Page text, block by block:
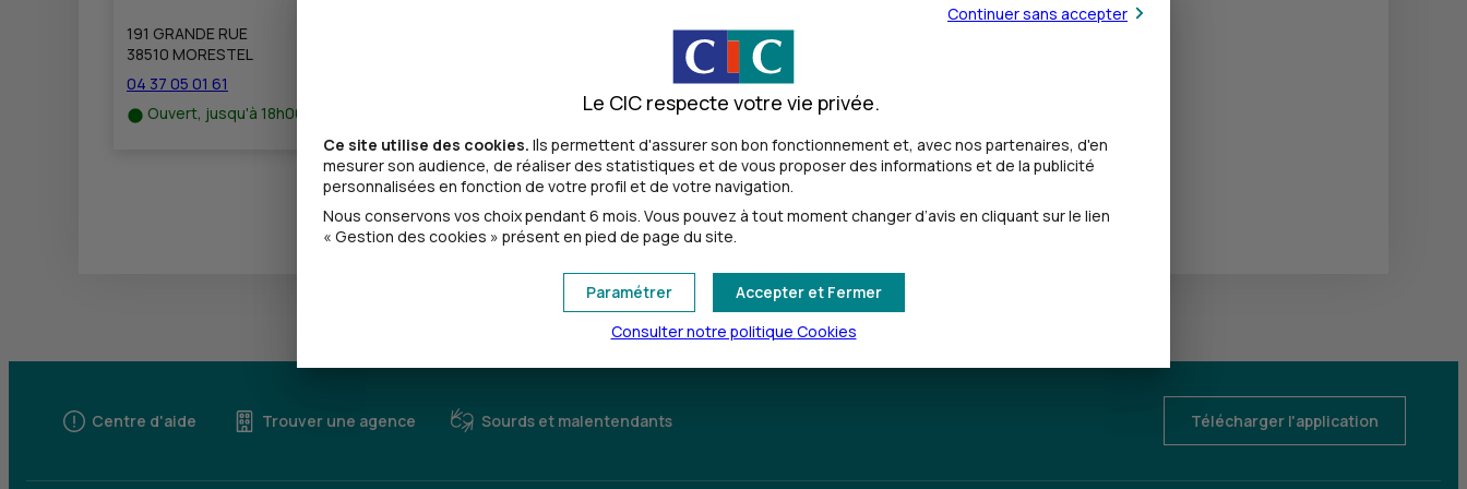
191 GRANDE RUE
38510 MORESTEL
04 37 05 01 61
Ouvert, jusqu'à 18h00
Toutes les localités
Centre d'aide Trouver une agence Sourds et malentendants Télécharger l'application
Continuer sans accepter
Le CIC respecte votre vie privée.
Ce site utilise des cookies. Ils permettent d'assurer son bon fonctionnement et, avec nos partenaires, d'en
mesurer son audience, de réaliser des statistiques et de vous proposer des informations et de la publicité
personnalisées en fonction de votre profil et de votre navigation.
Nous conservons vos choix pendant 6 mois. Vous pouvez à tout moment changer d’avis en cliquant sur le lien
« Gestion des cookies » présent en pied de page du site.
Accepter et Fermer
Paramétrer
Consulter notre politique Cookies